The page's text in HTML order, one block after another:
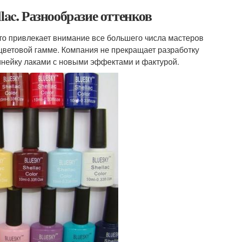
Разнообразие оттенков
привлекает внимание все большего числа мастеров
гамме. Компания не прекращает разработку
лаками с новыми эффектами и фактурой.